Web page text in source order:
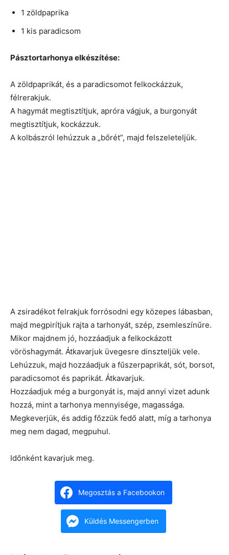
1 zöldpaprika
1 kis paradicsom
Pásztortarhonya elkészítése:
A zöldpaprikát, és a paradicsomot felkockázzuk,
félrerakjuk.
A hagymát megtisztítjuk, apróra vágjuk, a burgonyát
megtisztítjuk, kockázzuk.
A kolbászról lehúzzuk a „bőrét”, majd felszeleteljük.
A zsiradékot felrakjuk forrósodni egy közepes lábasban,
majd megpirítjuk rajta a tarhonyát, szép, zsemleszínűre.
Mikor majdnem jó, hozzáadjuk a felkockázott
vöröshagymát. Átkavarjuk üvegesre dinszteljük vele.
Lehúzzuk, majd hozzáadjuk a fűszerpaprikát, sót, borsot,
paradicsomot és paprikát. Átkavarjuk.
Hozzáadjuk még a burgonyát is, majd annyi vizet adunk
hozzá, mint a tarhonya mennyisége, magassága.
Megkeverjük, és addig főzzük fedő alatt, míg a tarhonya
meg nem dagad, megpuhul.
Időnként kavarjuk meg.
Megosztás a Facebookon
Küldés Messengerben